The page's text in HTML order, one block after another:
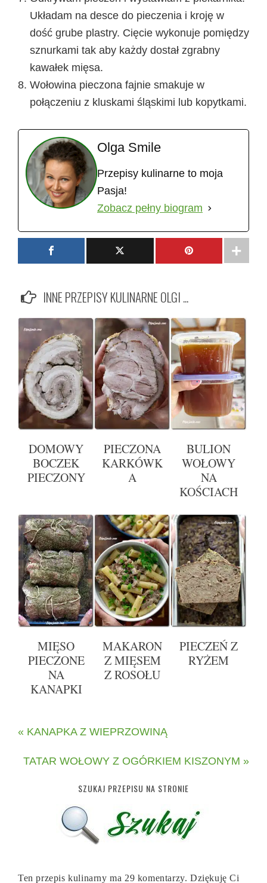
Układam na desce do pieczenia i kroję w
dość grube plastry. Cięcie wykonuje pomiędzy
sznurkami tak aby każdy dostał zgrabny
kawałek mięsa.
Wołowina pieczona fajnie smakuje w
połączeniu z kluskami śląskimi lub kopytkami.
Olga Smile
Przepisy kulinarne to moja
Pasja!
Zobacz pełny biogram
INNE PRZEPISY KULINARNE OLGI ...
DOMOWY
BOCZEK
PIECZONY
PIECZONA
KARKÓWK
A
BULION
WOŁOWY
NA
KOŚCIACH
MIĘSO
PIECZONE
NA
KANAPKI
MAKARON
Z MIĘSEM
Z ROSOŁU
PIECZEŃ Z
RYŻEM
« KANAPKA Z WIEPRZOWINĄ
TATAR WOŁOWY Z OGÓRKIEM KISZONYM »
SZUKAJ PRZEPISU NA STRONIE
Ten przepis kulinarny ma 29 komentarzy. Dziękuję Ci